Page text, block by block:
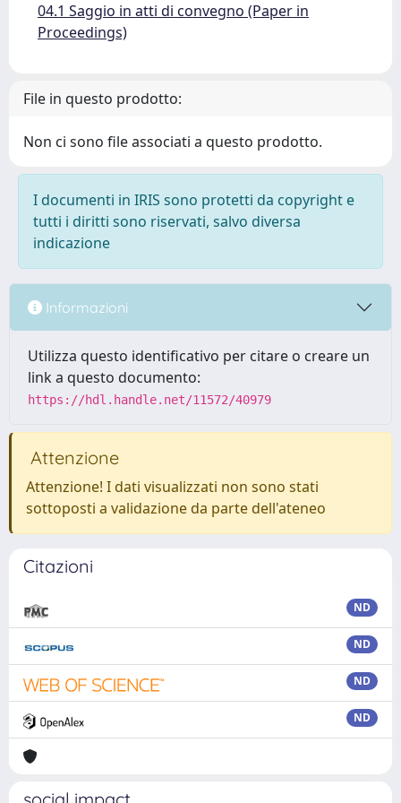
04.1 Saggio in atti di convegno (Paper in
Proceedings)
File in questo prodotto:
Non ci sono file associati a questo prodotto.
I documenti in IRIS sono protetti da copyright e
tutti i diritti sono riservati, salvo diversa
indicazione
Informazioni
Utilizza questo identificativo per citare o creare un
link a questo documento:
https://hdl.handle.net/11572/40979
Attenzione
Attenzione! I dati visualizzati non sono stati
sottoposti a validazione da parte dell'ateneo
Citazioni
ND
ND
ND
ND